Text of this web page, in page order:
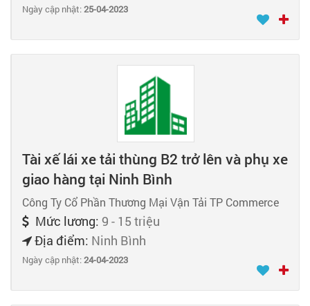
Ngày cập nhật:25-04-2023
Tài xế lái xe tải thùng B2 trở lên và phụ xe
giao hàng tại Ninh Bình
Công Ty Cổ Phần Thương Mại Vận Tải TP Commerce
Mức lương: 9 - 15 triệu
Địa điểm: Ninh Bình
Ngày cập nhật:24-04-2023